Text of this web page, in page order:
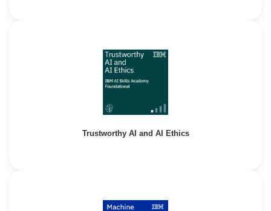
Trustworthy AI and AI Ethics